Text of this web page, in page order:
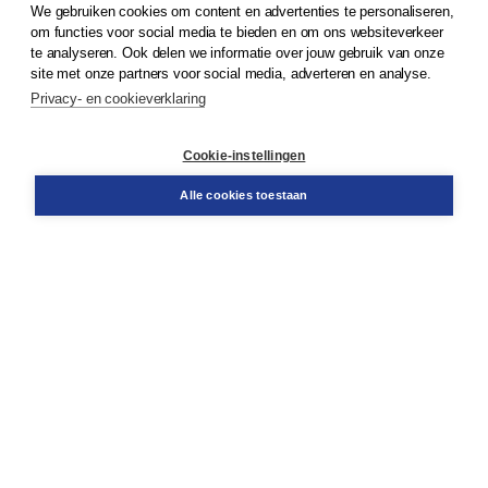
© 2026Koninklijke Boom uitgevers
Klantenservice
Service & informatie
Contact
We gebruiken cookies om content en advertenties te personaliseren,
om functies voor social media te bieden en om ons websiteverkeer
te analyseren. Ook delen we informatie over jouw gebruik van onze
site met onze partners voor social media, adverteren en analyse.
Privacy- en cookieverklaring
Cookie-instellingen
Alle cookies toestaan